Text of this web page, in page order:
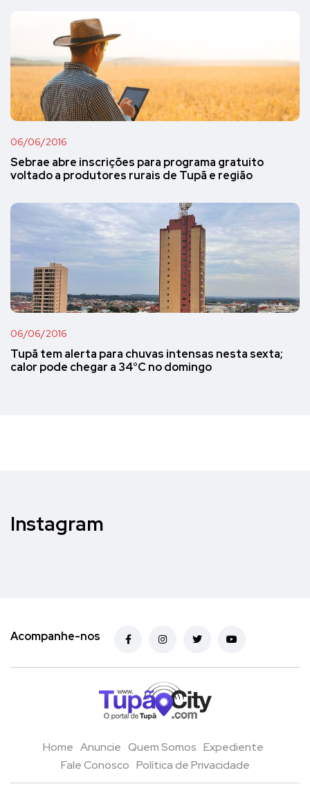
06/06/2016
Sebrae abre inscrições para programa gratuito
voltado a produtores rurais de Tupã e região
06/06/2016
Tupã tem alerta para chuvas intensas nesta sexta;
calor pode chegar a 34°C no domingo
Instagram
Acompanhe-nos
Home Anuncie Quem Somos Expediente
Fale Conosco Política de Privacidade